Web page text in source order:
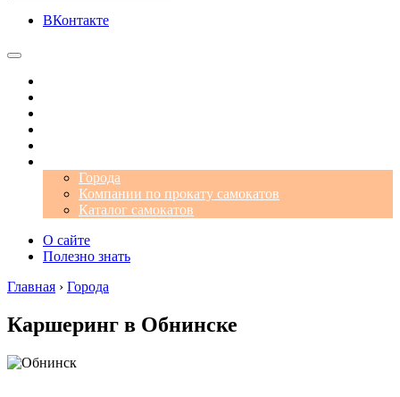
ВКонтакте
Города
Компании по прокату самокатов
Каталог самокатов
О сайте
Полезно знать
Главная › Города
Каршеринг в Обнинске